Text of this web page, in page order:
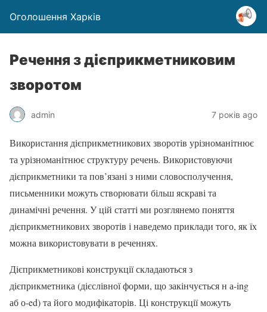
Оголошення Харків
Речення з дієприкметниковим
зворотом
admin 7 років ago
Використання дієприкметникових зворотів урізноманітнює
та урізноманітнює структуру речень. Використовуючи
дієприкметники та пов’язані з ними словосполучення,
письменники можуть створювати більш яскраві та
динамічні речення. У цій статті ми розглянемо поняття
дієприкметникових зворотів і наведемо приклади того, як їх
можна використовувати в реченнях.
Дієприкметникові конструкції складаються з
дієприкметника (дієслівної форми, що закінчується н а-ing
аб о-ed) та його модифікаторів. Ці конструкції можуть